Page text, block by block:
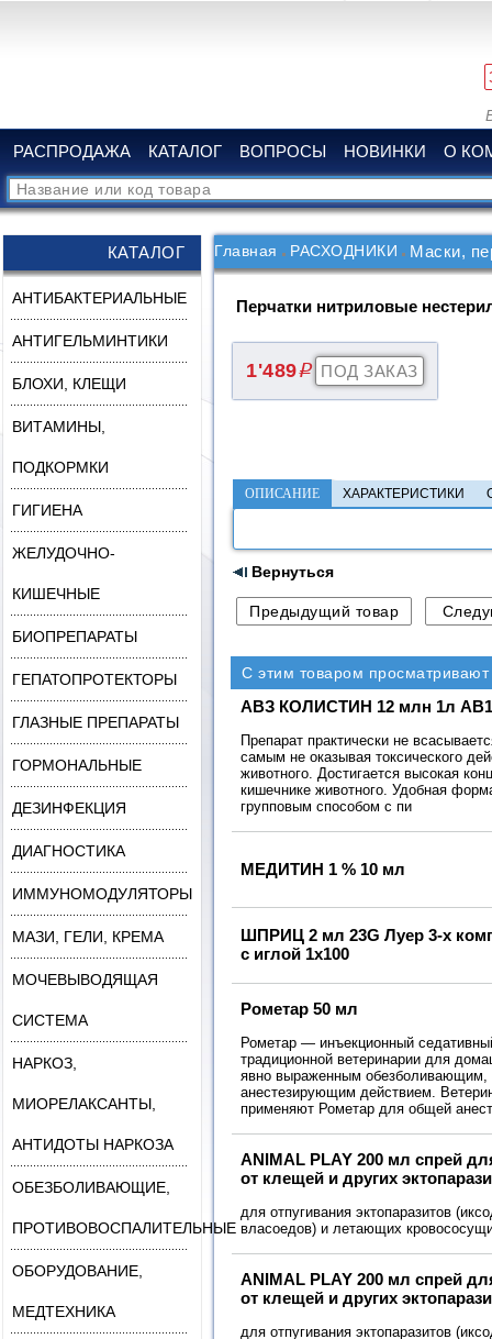
РАСПРОДАЖА КАТАЛОГ ВОПРОСЫ НОВИНКИ О
КАТАЛОГ
АНТИБАКТЕРИАЛЬНЫЕ
АНТИГЕЛЬМИНТИКИ
БЛОХИ, КЛЕЩИ
ВИТАМИНЫ,
ПОДКОРМКИ
ГИГИЕНА
ЖЕЛУДОЧНО-
КИШЕЧНЫЕ
БИОПРЕПАРАТЫ
ГЕПАТОПРОТЕКТОРЫ
ГЛАЗНЫЕ ПРЕПАРАТЫ
ГОРМОНАЛЬНЫЕ
ДЕЗИНФЕКЦИЯ
ДИАГНОСТИКА
ИММУНОМОДУЛЯТОРЫ
МАЗИ, ГЕЛИ, КРЕМА
МОЧЕВЫВОДЯЩАЯ
СИСТЕМА
НАРКОЗ,
МИОРЕЛАКСАНТЫ,
АНТИДОТЫ НАРКОЗА
ОБЕЗБОЛИВАЮЩИЕ,
ПРОТИВОВОСПАЛИТЕЛЬНЫЕ
ОБОРУДОВАНИЕ,
МЕДТЕХНИКА
Главная РАСХОДНИКИ Маски,
Перчатки нитриловые
1'489q
ОПИСАНИЕ ХАРАКТЕРИСТИКИ
Вернуться
С этим товаром просматривают
АВЗ КОЛИСТИН 12 млн 1л
Препарат практически не
самым не оказывая токсического
животного. Достигается высокая
кишечнике животного. Удобная
групповым способом с пи
МЕДИТИН 1 % 10 мл
ШПРИЦ 2 мл 23G Луер 3-х
с иглой 1х100
Рометар 50 мл
Рометар — инъекционный
традиционной ветеринарии для
явно выраженным обезболивающим,
анестезирующим действием.
применяют Рометар для общей
ANIMAL PLAY 200 мл спрей
от клещей и других
для отпугивания эктопаразитов
власоедов) и летающих
ANIMAL PLAY 200 мл спрей
от клещей и других
для отпугивания эктопаразитов